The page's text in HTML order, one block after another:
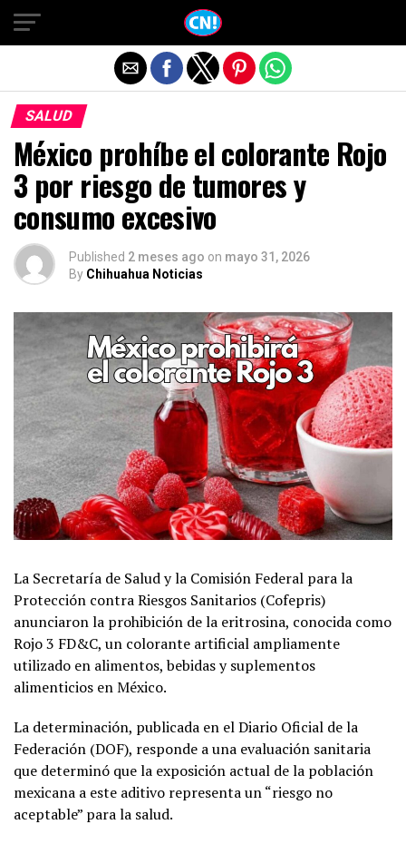
SALUD
México prohíbe el colorante Rojo
3 por riesgo de tumores y
consumo excesivo
Published 2 meses ago on mayo 31, 2026
By Chihuahua Noticias
La Secretaría de Salud y la Comisión Federal para la
Protección contra Riesgos Sanitarios (Cofepris)
anunciaron la prohibición de la eritrosina, conocida como
Rojo 3 FD&C, un colorante artificial ampliamente
utilizado en alimentos, bebidas y suplementos
alimenticios en México.
La determinación, publicada en el Diario Oficial de la
Federación (DOF), responde a una evaluación sanitaria
que determinó que la exposición actual de la población
mexicana a este aditivo representa un “riesgo no
aceptable” para la salud.
Salir de la versión móvil